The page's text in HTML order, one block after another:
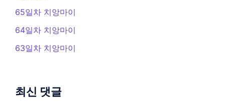
65일차 치앙마이
64일차 치앙마이
63일차 치앙마이
최신 댓글